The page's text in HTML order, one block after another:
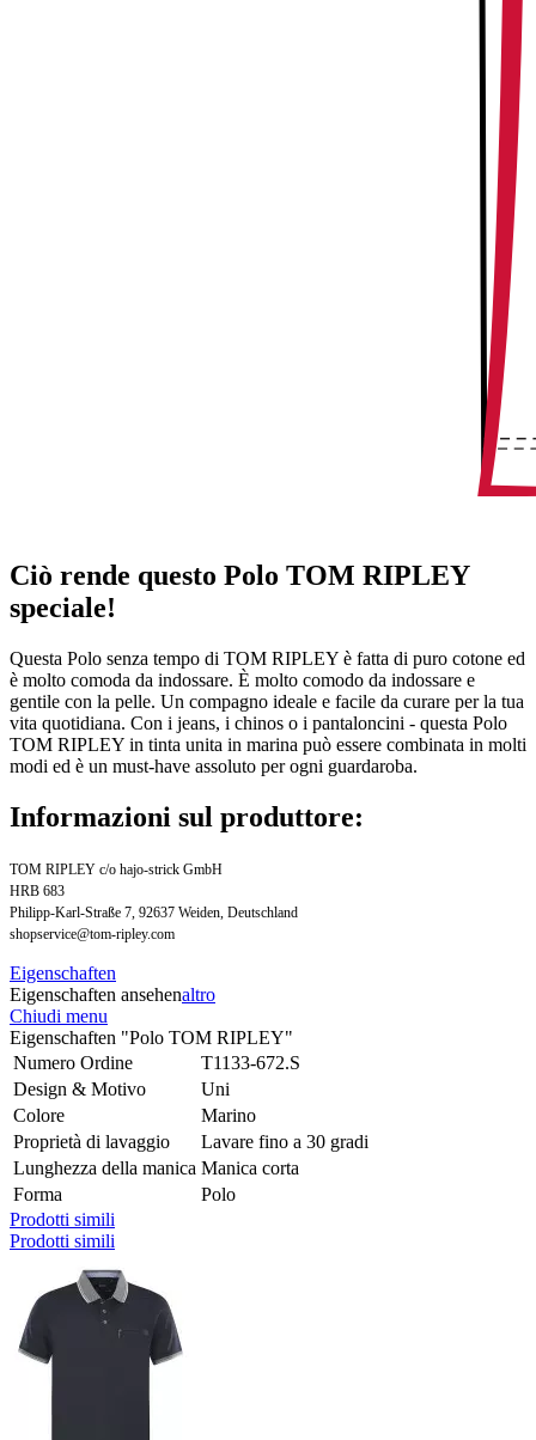
Ciò rende questo Polo TOM RIPLEY
speciale!
Questa Polo senza tempo di TOM RIPLEY è fatta di puro cotone ed
è molto comoda da indossare. È molto comodo da indossare e
gentile con la pelle. Un compagno ideale e facile da curare per la tua
vita quotidiana. Con i jeans, i chinos o i pantaloncini - questa Polo
TOM RIPLEY in tinta unita in marina può essere combinata in molti
modi ed è un must-have assoluto per ogni guardaroba.
Informazioni sul produttore:
TOM RIPLEY c/o hajo-strick GmbH
HRB 683
Philipp-Karl-Straße 7, 92637 Weiden, Deutschland
shopservice@tom-ripley.com
Eigenschaften
Eigenschaften ansehenaltro
Chiudi menu
Eigenschaften "Polo TOM RIPLEY"
Numero Ordine
T1133-672.S
Design & Motivo
Uni
Colore
Marino
Proprietà di lavaggio
Lavare fino a 30 gradi
Lunghezza della manica Manica corta
Forma
Polo
Prodotti simili
Prodotti simili